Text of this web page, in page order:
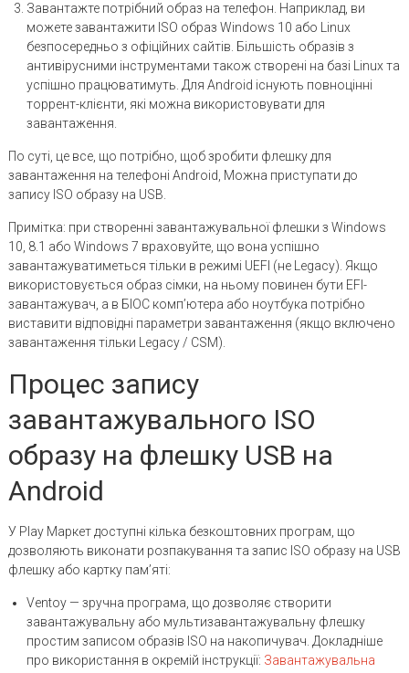
Завантажте потрібний образ на телефон. Наприклад, ви
можете завантажити ISO образ Windows 10 або Linux
безпосередньо з офіційних сайтів. Більшість образів з
антивірусними інструментами також створені на базі Linux та
успішно працюватимуть. Для Android існують повноцінні
торрент-клієнти, які можна використовувати для
завантаження.
По суті, це все, що потрібно, щоб зробити флешку для
завантаження на телефоні Android, Можна приступати до
запису ISO образу на USB.
Примітка: при створенні завантажувальної флешки з Windows
10, 8.1 або Windows 7 враховуйте, що вона успішно
завантажуватиметься тільки в режимі UEFI (не Legacy). Якщо
використовується образ сімки, на ньому повинен бути EFI-
завантажувач, а в БІОС комп’ютера або ноутбука потрібно
виставити відповідні параметри завантаження (якщо включено
завантаження тільки Legacy / CSM).
Процес запису
завантажувального ISO
образу на флешку USB на
Android
У Play Маркет доступні кілька безкоштовних програм, що
дозволяють виконати розпакування та запис ISO образу на USB
флешку або картку пам’яті:
Ventoy — зручна програма, що дозволяє створити
завантажувальну або мультизавантажувальну флешку
простим записом образів ISO на накопичувач. Докладніше
про використання в окремій інструкції: Завантажувальна